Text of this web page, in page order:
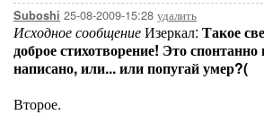
Suboshi 25-08-2009-15:28 удалить
Исходное сообщениеИзеркал: Такое
доброе стихотворение! Это спонтанно
написано, или... или попугай умер?(
Второе.